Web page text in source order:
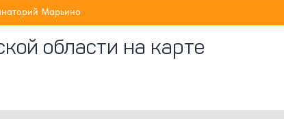
Марьино
области на карте